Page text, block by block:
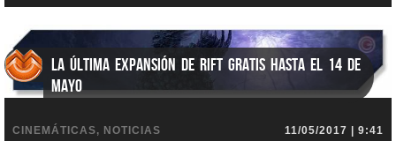
La última expansión de RIFT gratis hasta el 14 de
mayo
CINEMÁTICAS, NOTICIAS
11/05/2017 | 9:41